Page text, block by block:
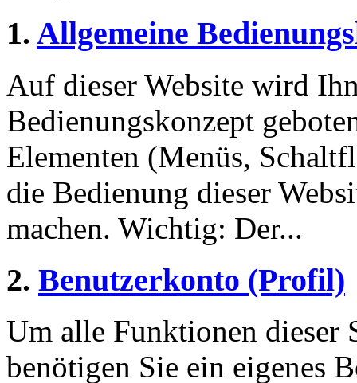
1. Allgemeine
Auf dieser Website wird
Bedienungskonzept
Elementen (Menüs,
die Bedienung dieser
machen. Wichtig: Der...
2. Benutzerkonto (Profil)
Um alle Funktionen dieser
benötigen Sie ein eigenes